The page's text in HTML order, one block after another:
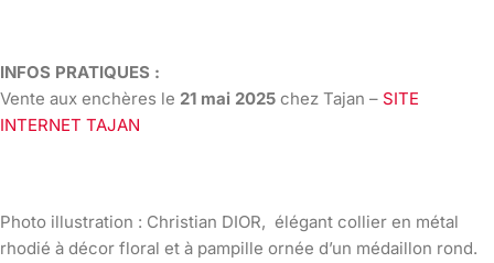
INFOS PRATIQUES :
Vente aux enchères le 21 mai 2025 chez Tajan – SITE
INTERNET TAJAN
Photo illustration : Christian DIOR, élégant collier en métal
rhodié à décor floral et à pampille ornée d’un médaillon rond.